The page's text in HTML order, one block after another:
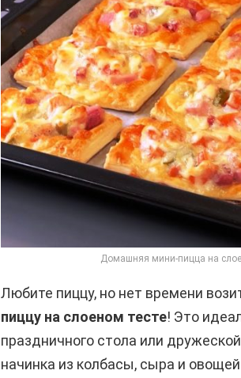
Домашняя мини-пицца на
Любите пиццу, но нет времени
пиццу на слоеном тесте! Это
праздничного стола или
начинка из колбасы, сыра и